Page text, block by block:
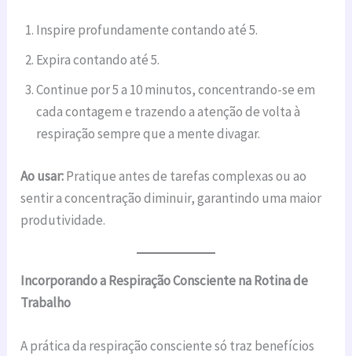
Inspire profundamente contando até 5.
Expira contando até 5.
Continue por 5 a 10 minutos, concentrando-se em
cada contagem e trazendo a atenção de volta à
respiração sempre que a mente divagar.
Ao usar:Pratique antes de tarefas complexas ou ao
sentir a concentração diminuir, garantindo uma maior
produtividade.
Incorporando a Respiração Consciente na Rotina de
Trabalho
A prática da respiração consciente só traz benefícios